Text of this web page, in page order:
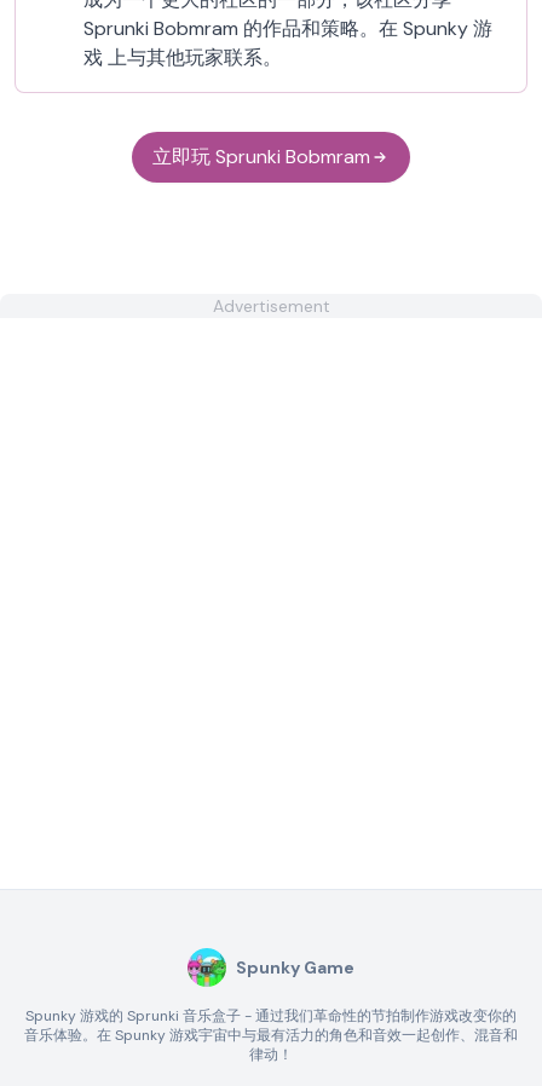
Sprunki Bobmram 的作品和策略。在 Spunky 游
戏 上与其他玩家联系。
立即玩 Sprunki Bobmram
Advertisement
Spunky Game
Spunky 游戏的 Sprunki 音乐盒子 - 通过我们革命性的节拍制作游戏改变你的
音乐体验。在 Spunky 游戏宇宙中与最有活力的角色和音效一起创作、混音和
律动！